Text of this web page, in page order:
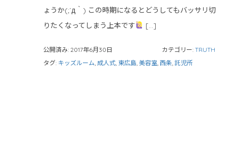
ょうか(;´д｀) この時期になるとどうしてもバッサリ切
りたくなってしまう上本です
[…]
公開済み: 2017年6月30日 カテゴリー: TRUTH
タグ: キッズルーム 成人式 東広島 美容室 西条 託児所